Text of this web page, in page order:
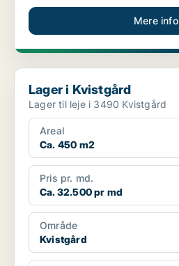
Mere info
Lager i Kvistgård
Lager i Kvistgård
Lager til leje i 3490 Kvistgård
Areal
Ca. 450 m2
Pris pr. md.
Ca. 32.500 pr md
Område
Kvistgård